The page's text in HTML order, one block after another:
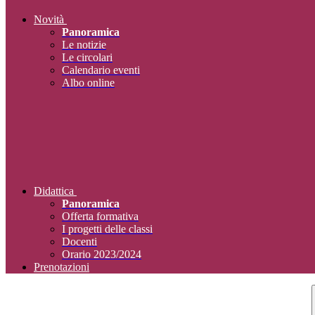
Novità
Panoramica
Le notizie
Le circolari
Calendario eventi
Albo online
Didattica
Panoramica
Offerta formativa
I progetti delle classi
Docenti
Orario 2023/2024
Prenotazioni